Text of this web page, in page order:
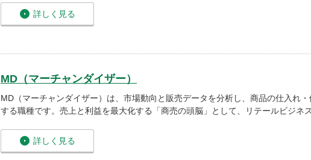
詳しく見る
MD（マーチャンダイザー）
MD（マーチャンダイザー）は、市場動向と販売データを分析し、商品の仕入れ
する職種です。売上と利益を最大化する「商売の頭脳」として、リテールビジネ
詳しく見る